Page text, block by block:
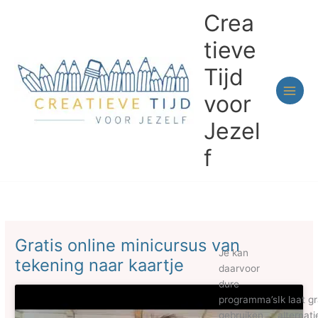
Crea
tieve
Tijd
voor
Jezel
f
Gratis online minicursus van
tekening naar kaartje
Je kan
daarvoor
dure
programma’s
gebruiken,
Ik laat